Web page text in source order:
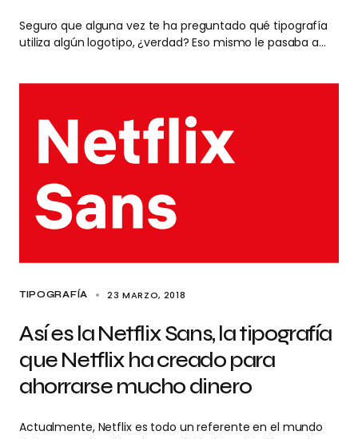
Seguro que alguna vez te ha preguntado qué tipografía
utiliza algún logotipo, ¿verdad? Eso mismo le pasaba a…
TIPOGRAFÍA 23 MARZO, 2018
Así es la Netflix Sans, la tipografía
que Netflix ha creado para
ahorrarse mucho dinero
Actualmente, Netflix es todo un referente en el mundo